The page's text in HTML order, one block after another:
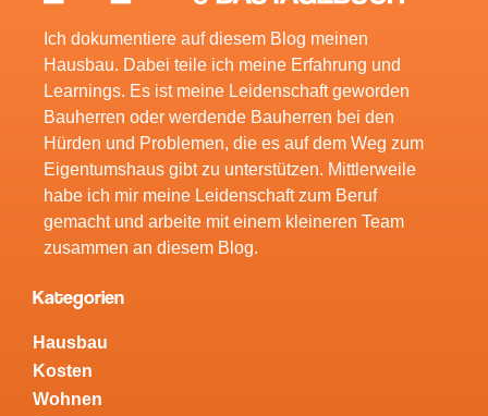
Ich dokumentiere auf diesem Blog meinen
Hausbau. Dabei teile ich meine Erfahrung und
Learnings. Es ist meine Leidenschaft geworden
Bauherren oder werdende Bauherren bei den
Hürden und Problemen, die es auf dem Weg zum
Eigentumshaus gibt zu unterstützen. Mittlerweile
habe ich mir meine Leidenschaft zum Beruf
gemacht und arbeite mit einem kleineren Team
zusammen an diesem Blog.
Kategorien
Hausbau
Kosten
Wohnen